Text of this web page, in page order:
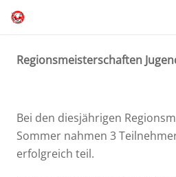
Regionsmeisterschaften
Bei den diesjährigen
Sommer nahmen 3
erfolgreich teil.